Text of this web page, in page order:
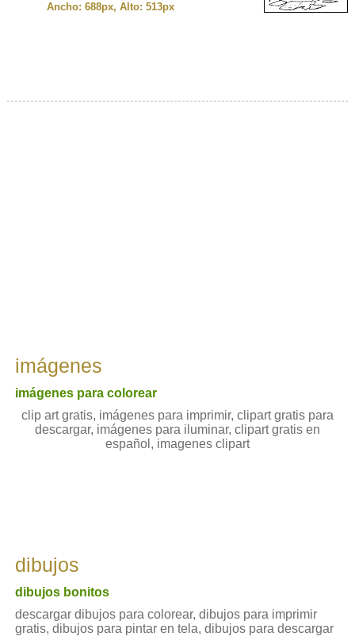
Ancho: 688px, Alto: 513px
imágenes
imágenes para colorear
clip art gratis, imágenes para imprimir, clipart gratis para
descargar, imágenes para iluminar, clipart gratis en
español, imagenes clipart
dibujos
dibujos bonitos
descargar dibujos para colorear, dibujos para imprimir
gratis, dibujos para pintar en tela, dibujos para descargar